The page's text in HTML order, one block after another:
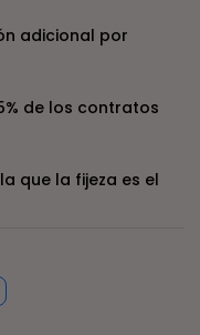
adicional por
de los contratos
que la fijeza es el